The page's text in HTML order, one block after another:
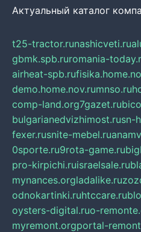
Актуальный каталог
t25-tractor.runashicveti.ru
gbmk.spb.ruromania-
airheat-spb.ru
demo.home.nov.rumnso.ru
comp-land.org7gazet.ru
bulgarianedvizhimost.rusn-
fexer.rusnite-mebel.ru
0sporte.ru9rota-game.ru
pro-kirpichi.ruisraelsale.ru
mynances.orgladalike.ru
odnokartinki.ruhtccare.ru
oysters-digital.ruo-
myremont.orgportal-